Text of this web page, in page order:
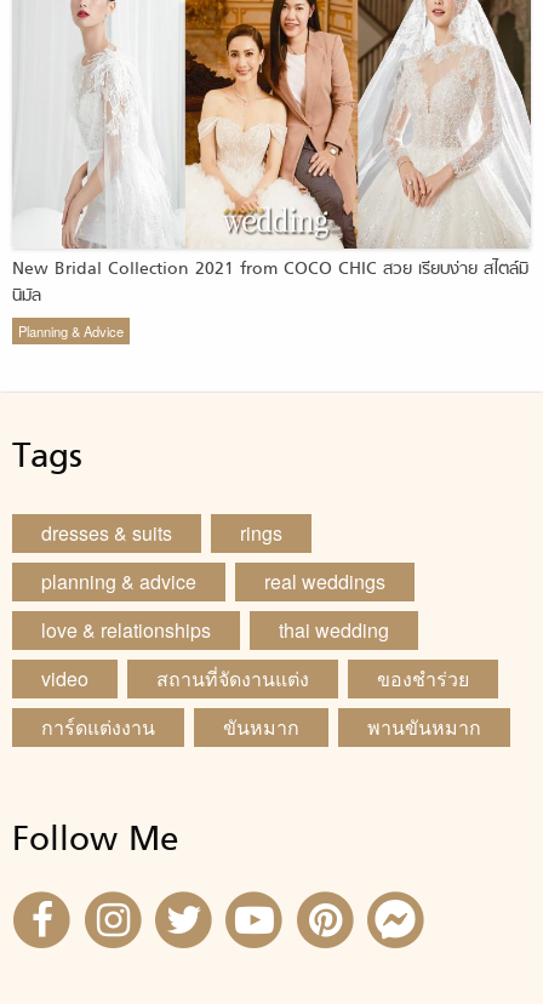
New Bridal Collection 2021 from COCO CHIC สวย เรียบง่าย สไตล์มิ
นิมัล
Planning & Advice
Tags
dresses & suits
rings
planning & advice
real weddings
love & relationships
thai wedding
video
สถานที่จัดงานแต่ง
ของชำร่วย
การ์ดแต่งงาน
ขันหมาก พานขันหมาก
Follow Me